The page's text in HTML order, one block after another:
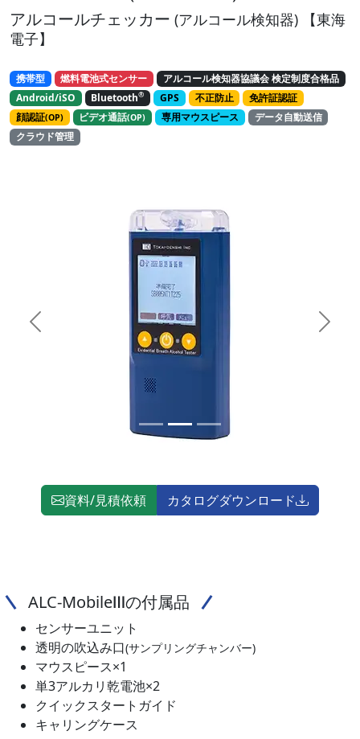
アルコールチェッカー (アルコール検知器) 【東海
電子】
携帯型 燃料電池式センサー
アルコール検知器協議会 検定制度合格品
Android/iSO
Bluetooth® GPS 不正防止
免許証認証
顔認証(OP) ビデオ通話(OP) 専用マウスピース
データ自動送信
クラウド管理
Previous Next
資料/見積依頼 カタログダウンロード
ALC-MobileⅢの付属品
センサーユニット
透明の吹込み口(サンプリングチャンバー)
マウスピース×1
単3アルカリ乾電池×2
クイックスタートガイド
キャリングケース